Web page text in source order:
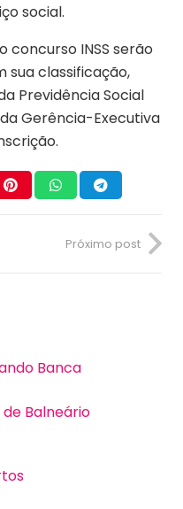
social.
concurso INSS serão
sua classificação,
Previdência Social
Gerência-Executiva
Próximo post
Banca
Balneário